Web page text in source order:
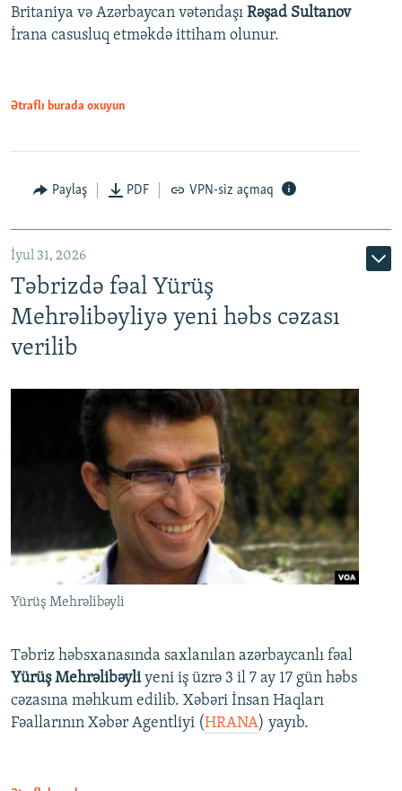
Britaniya və Azərbaycan vətəndaşı Rəşad Sultanov
İrana casusluq etməkdə ittiham olunur.
Ətraflı burada oxuyun
Paylaş PDF VPN-siz açmaq
İyul 31, 2026
Təbrizdə fəal Yürüş
Mehrəlibəyliyə yeni həbs cəzası
verilib
Yürüş Mehrəlibəyli
Təbriz həbsxanasında saxlanılan azərbaycanlı fəal
Yürüş Mehrəlibəyliyeni iş üzrə 3 il 7 ay 17 gün həbs
cəzasına məhkum edilib. Xəbəri İnsan Haqları
Fəallarının Xəbər Agentliyi (HRANA) yayıb.